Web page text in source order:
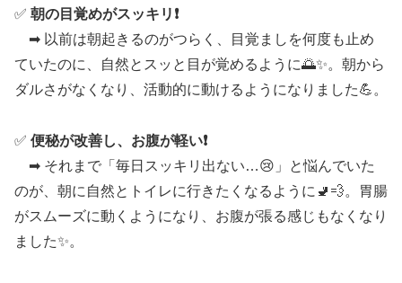
✅ 朝の目覚めがスッキリ❗
➡ 以前は朝起きるのがつらく、目覚ましを何度も止め
ていたのに、自然とスッと目が覚めるように🌅✨。朝から
ダルさがなくなり、活動的に動けるようになりました💪。
✅ 便秘が改善し、お腹が軽い❗
➡ それまで「毎日スッキリ出ない…😢」と悩んでいた
のが、朝に自然とトイレに行きたくなるように🚽💨。胃腸
がスムーズに動くようになり、お腹が張る感じもなくなり
ました✨。